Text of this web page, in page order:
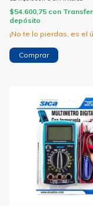
$54.600,75 con
depósito
¡No te lo pierdas, es el